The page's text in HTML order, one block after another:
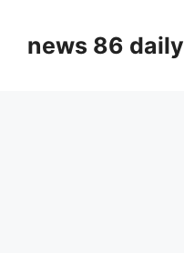
contentnews 86 daily